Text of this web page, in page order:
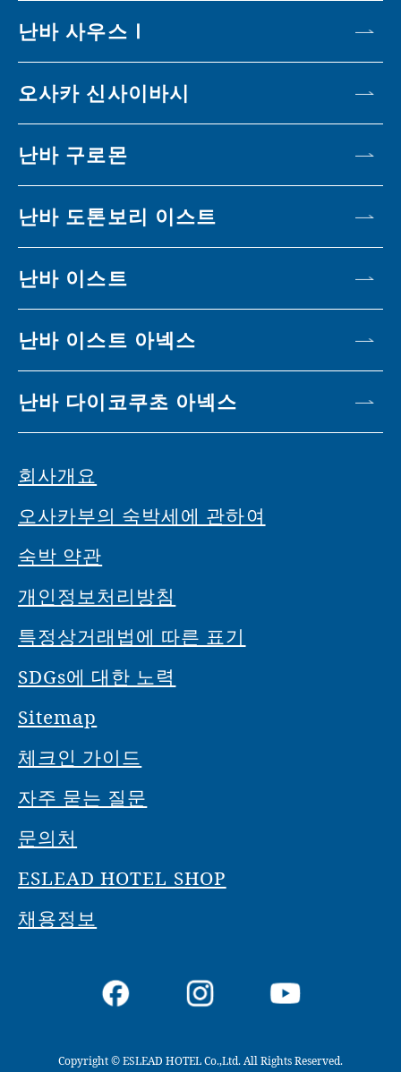
난바 사우스Ⅰ
오사카 신사이바시
난바 구로몬
난바 도톤보리 이스트
난바 이스트
난바 이스트 아넥스
난바 다이코쿠초 아넥스
회사개요
오사카부의 숙박세에 관하여
숙박 약관
개인정보처리방침
특정상거래법에 따른 표기
SDGs에 대한 노력
Sitemap
체크인 가이드
자주 묻는 질문
문의처
ESLEAD HOTEL SHOP
채용정보
Copyright © ESLEAD HOTEL Co.,Ltd. All Rights Reserved.